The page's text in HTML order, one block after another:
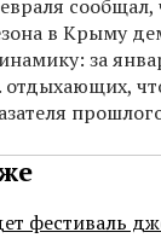
сообщал,
в Крыму
за
отдыхающих,
фестиваль